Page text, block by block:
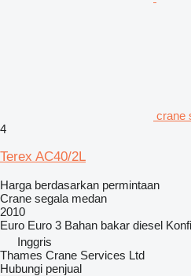
crane
4
Terex AC40/2L
Harga berdasarkan permintaan
Crane segala medan
2010
Euro Euro 3 Bahan bakar diesel
Inggris
Thames Crane Services Ltd
Hubungi penjual